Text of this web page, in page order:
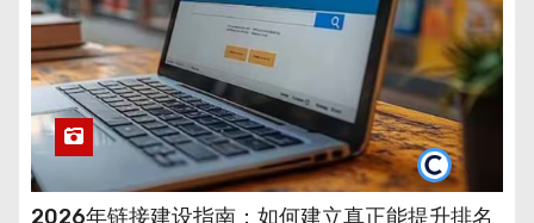
2026年链接建设指南：如何建立真正能提升排名